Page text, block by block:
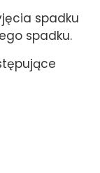
spadku
spadku.